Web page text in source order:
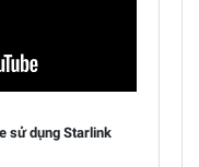
sử dụng Starlink